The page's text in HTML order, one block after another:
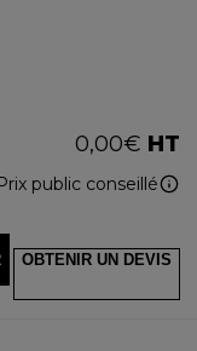
0,00€ HT
public conseillé
OBTENIR UN DEVIS